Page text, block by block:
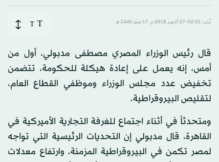
نُشر: 02:01-27 أكتوبر 2018 م ـ 17 صفَر 1440 هـ T
T
قال رئيس الوزراء المصري مصطفى مدبولي، أول من
أمس، إنه يعمل على إعادة هيكلة للحكومة، تتضمن
تخفيض عدد مجلس الوزراء وموظفي القطاع العام،
لتقليص البيروقراطية.
ومتحدثاً في أثناء اجتماع للغرفة التجارية الأميركية في
القاهرة، قال مدبولي إن التحديات الرئيسية التي تواجه
لمصر تكمن في البيروقراطية المزمنة، وارتفاع معدلات